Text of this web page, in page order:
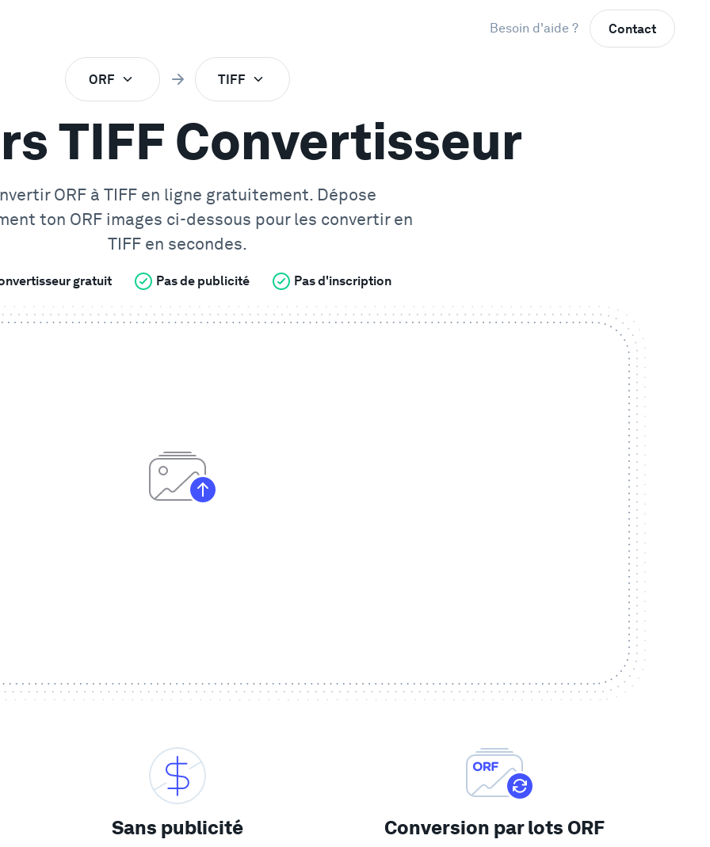
Besoin d'aide ? Contact
ORF TIFF
TIFF Convertisseur
ORF à TIFF en ligne gratuitement. Dépose
ton ORFimages ci-dessous pour les convertir en
TIFF en secondes.
gratuit Pas de publicité Pas d'inscription
Sans publicité Conversion par lots ORF